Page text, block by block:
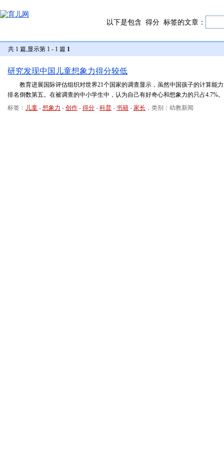
以下是包含 得分 标签的文章：
共 1 篇,显示第 1 - 1 篇 1
研究发现中国儿童想象力得分较低
教育进展国际评估组织对世界21个国家的调查显示，虽然中国孩子的计算能
排名倒数第五。在被调查的中小学生中，认为自己有好奇心和想象力的只占4.7%。
标签： 儿童 - 想象力 - 创作 - 得分 - 科普 - 书籍 - 家长 ，类别：幼教新闻